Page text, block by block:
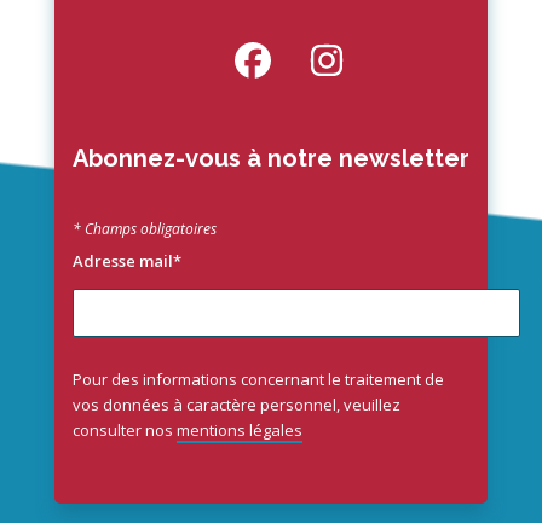
Abonnez-vous à notre newsletter
* Champs obligatoires
Adresse mail*
Pour des informations concernant le traitement de
vos données à caractère personnel, veuillez
consulter nos mentions légales